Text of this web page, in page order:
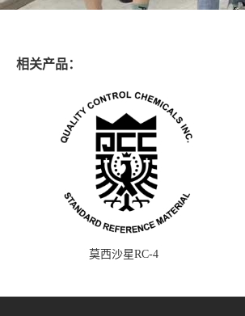
相关产品：
莫西沙星RC-4